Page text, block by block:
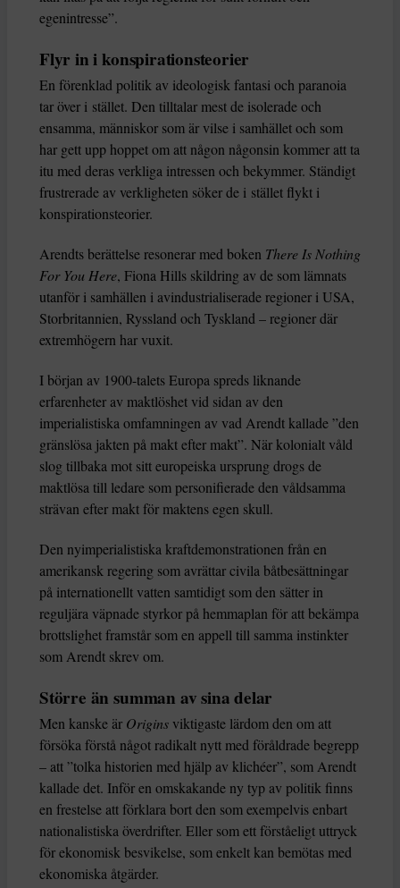
egenintresse”.
Flyr in i konspirationsteorier
En förenklad politik av ideologisk fantasi och paranoia
tar över i stället. Den tilltalar mest de isolerade och
ensamma, människor som är vilse i samhället och som
har gett upp hoppet om att någon någonsin kommer att ta
itu med deras verkliga intressen och bekymmer. Ständigt
frustrerade av verkligheten söker de i stället flykt i
konspirationsteorier.
Arendts berättelse resonerar med boken There Is Nothing
For You Here, Fiona Hills skildring av de som lämnats
utanför i samhällen i avindustrialiserade regioner i USA,
Storbritannien, Ryssland och Tyskland – regioner där
extremhögern har vuxit.
I början av 1900-talets Europa spreds liknande
erfarenheter av maktlöshet vid sidan av den
imperialistiska omfamningen av vad Arendt kallade ”den
gränslösa jakten på makt efter makt”. När kolonialt våld
slog tillbaka mot sitt europeiska ursprung drogs de
maktlösa till ledare som personifierade den våldsamma
strävan efter makt för maktens egen skull.
Den nyimperialistiska kraftdemonstrationen från en
amerikansk regering som avrättar civila båtbesättningar
på internationellt vatten samtidigt som den sätter in
reguljära väpnade styrkor på hemmaplan för att bekämpa
brottslighet framstår som en appell till samma instinkter
som Arendt skrev om.
Större än summan av sina delar
Men kanske är Origins viktigaste lärdom den om att
försöka förstå något radikalt nytt med föråldrade begrepp
– att ”tolka historien med hjälp av klichéer”, som Arendt
kallade det. Inför en omskakande ny typ av politik finns
en frestelse att förklara bort den som exempelvis enbart
nationalistiska överdrifter. Eller som ett förståeligt uttryck
för ekonomisk besvikelse, som enkelt kan bemötas med
ekonomiska åtgärder.